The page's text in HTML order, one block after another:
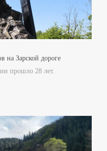
на Зарской дороге
прошло 28 лет.